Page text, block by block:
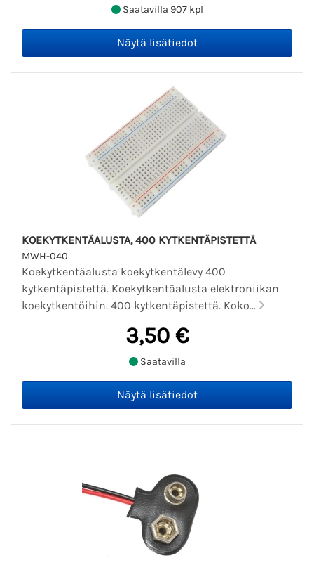
Saatavilla 907 kpl
KOEKYTKENTÄALUSTA, 400 KYTKENTÄPISTETTÄ
MWH-040
Koekytkentäalusta koekytkentälevy 400
kytkentäpistettä. Koekytkentäalusta elektroniikan
koekytkentöihin. 400 kytkentäpistettä. Koko...
3,50 €
Saatavilla